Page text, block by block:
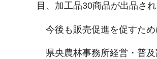
目、加工品30商品が出品さ
今後も販売促進を促すため
県央農林事務所経営・普及